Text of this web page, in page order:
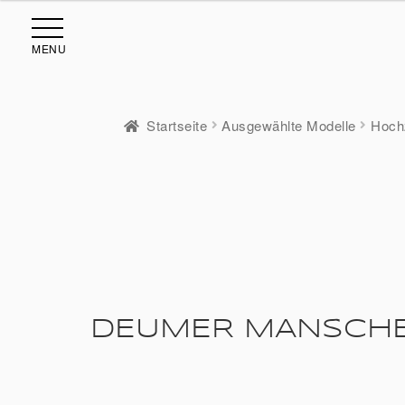
MENU
Startseite Ausgewählte Modelle
DEUMER